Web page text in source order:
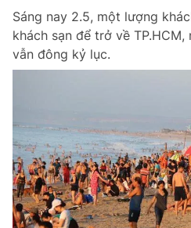
Chuyên mục khác
Tin thị trường
Video
Tin đã lưu
Tin đã xem
Sáng nay 2.5, một lượng
khách sạn để trở về
vẫn đông kỷ lục.